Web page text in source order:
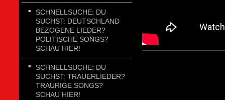
SCHNELLSUCHE: DU
SUCHST: DEUTSCHLAND
BEZOGENE LIEDER?
POLITISCHE SONGS?
SCHAU HIER!
SCHNELLSUCHE: DU
SUCHST: TRAUERLIEDER?
TRAURIGE SONGS?
SCHAU HIER!